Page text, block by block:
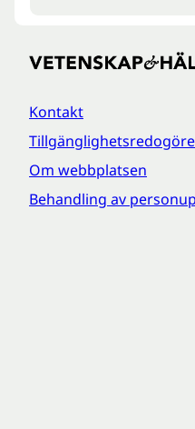
Kontakt
Om webbplatsen
Behandling av